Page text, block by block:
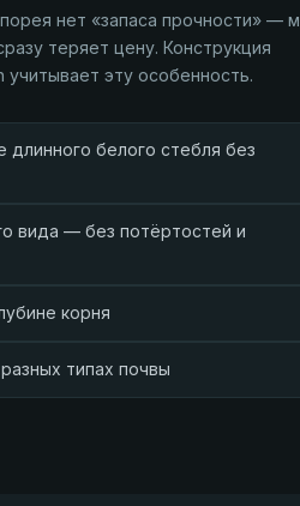
нет «запаса прочности» —
теряет цену. Конструкция
эту особенность.
длинного белого стебля без
вида — без потёртостей и
корня
типах почвы